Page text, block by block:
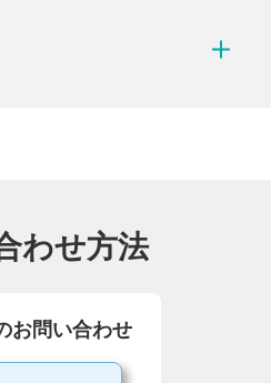
わせ方法
お問い合わせ